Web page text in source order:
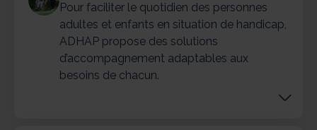
Pour faciliter le quotidien des personnes
adultes et enfants en situation de handicap,
ADHAP propose des solutions
d’accompagnement adaptables aux
besoins de chacun.